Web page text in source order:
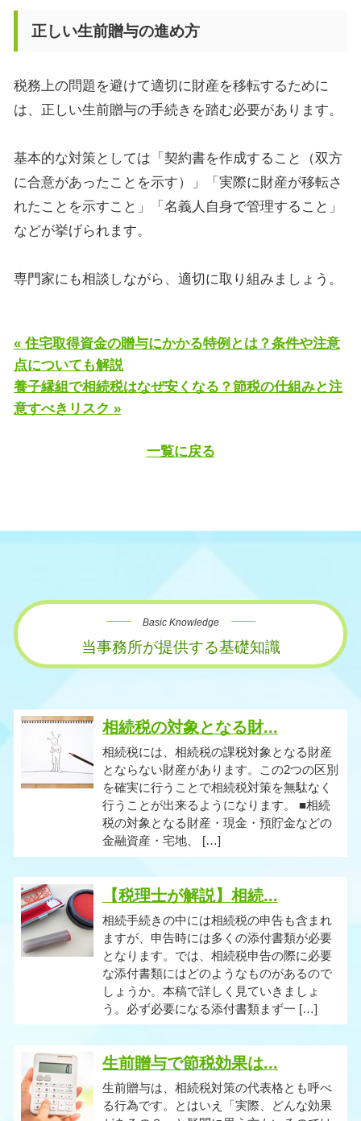
正しい生前贈与の進め方
税務上の問題を避けて適切に財産を移転するために
は、正しい生前贈与の手続きを踏む必要があります。
基本的な対策としては「契約書を作成すること（双方
に合意があったことを示す）」「実際に財産が移転さ
れたことを示すこと」「名義人自身で管理すること」
などが挙げられます。
専門家にも相談しながら、適切に取り組みましょう。
« 住宅取得資金の贈与にかかる特例とは？条件や注意
点についても解説
養子縁組で相続税はなぜ安くなる？節税の仕組みと注
意すべきリスク »
一覧に戻る
Basic Knowledge
当事務所が提供する基礎知識
相続税の対象となる財...
相続税には、相続税の課税対象となる財産
とならない財産があります。この2つの区別
を確実に行うことで相続税対策を無駄なく
行うことが出来るようになります。 ■相続
税の対象となる財産・現金・預貯金などの
金融資産・宅地、 […]
【税理士が解説】相続...
相続手続きの中には相続税の申告も含まれ
ますが、申告時には多くの添付書類が必要
となります。では、相続税申告の際に必要
な添付書類にはどのようなものがあるので
しょうか。本稿で詳しく見ていきましょ
う。必ず必要になる添付書類まず一 […]
生前贈与で節税効果は...
生前贈与は、相続税対策の代表格とも呼べ
る行為です。とはいえ「実際、どんな効果